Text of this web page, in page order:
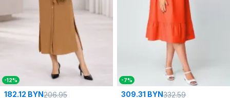
-12%
182.12 BYN206.95
-7%
309.31 BYN332.59